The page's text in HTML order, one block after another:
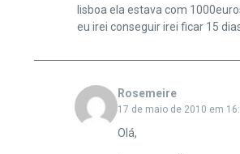
lisboa ela estava com
eu irei conseguir irei ficar 15
Rosemeire
17 de maio de 2010 em
Olá,